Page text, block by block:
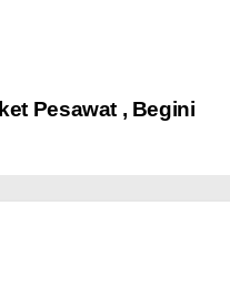
Pesawat , Begini